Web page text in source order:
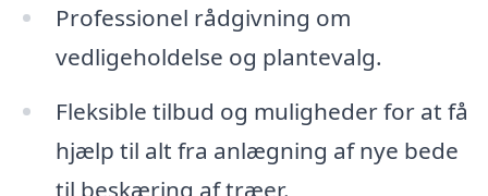
Professionel rådgivning om
vedligeholdelse og plantevalg.
Fleksible tilbud og muligheder for at få
hjælp til alt fra anlægning af nye bede
til beskæring af træer.